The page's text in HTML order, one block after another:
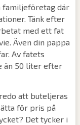
familjeföretag där
Tänk efter
med ett fat
Även din pappa
Av fatets
än 50 liter efter
att buteljeras
för pris på
Det tycker i